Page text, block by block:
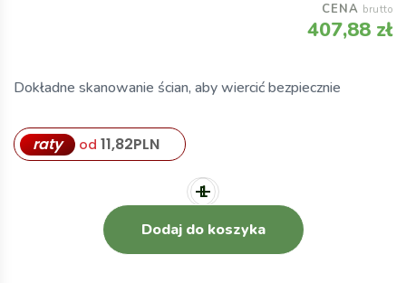
CENA brutto
407,88 zł
Dokładne skanowanie ścian, aby wiercić bezpiecznie
raty od 11,82PLN
Dodaj do koszyka